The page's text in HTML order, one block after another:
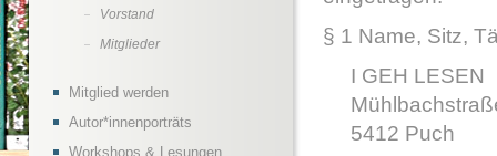
Vorstand
Mitglieder
Mitglied werden
Autor*innenporträts
Workshops & Lesungen
§ 1 Name, Sitz,
I GEH LESEN
5412 Puch